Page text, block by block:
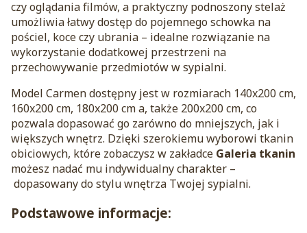
czy oglądania filmów, a praktyczny podnoszony stelaż
umożliwia łatwy dostęp do pojemnego schowka na
pościel, koce czy ubrania – idealne rozwiązanie na
wykorzystanie dodatkowej przestrzeni na
przechowywanie przedmiotów w sypialni.
Model Carmen dostępny jest w rozmiarach 140x200 cm,
160x200 cm, 180x200 cm a, także 200x200 cm, co
pozwala dopasować go zarówno do mniejszych, jak i
większych wnętrz. Dzięki szerokiemu wyborowi tkanin
obiciowych, które zobaczysz w zakładce Galeria tkanin
możesz nadać mu indywidualny charakter –
dopasowany do stylu wnętrza Twojej sypialni.
Podstawowe informacje: